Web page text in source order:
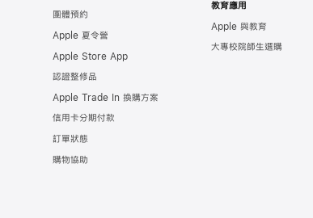
團體預約
Apple 夏令營
Apple Store App
認證整修品
Apple Trade In 換購方案
信用卡分期付款
訂單狀態
購物協助
教育應用
Apple 與教育
大專校院師生選購